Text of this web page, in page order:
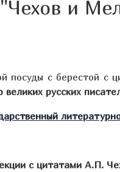
и
посуды с берестой с
великих русских
с цитатами А.П.